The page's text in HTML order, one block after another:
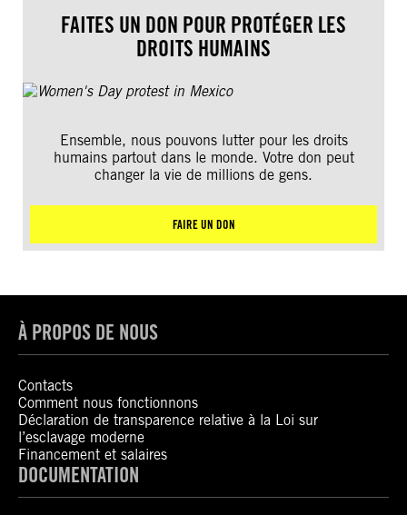
FAITES UN DON POUR PROTÉGER LES
DROITS HUMAINS
Ensemble, nous pouvons lutter pour les droits
humains partout dans le monde. Votre don peut
changer la vie de millions de gens.
FAIRE UN DON
À PROPOS DE NOUS
Contacts
Comment nous fonctionnons
Déclaration de transparence relative à la Loi sur
l’esclavage moderne
Financement et salaires
DOCUMENTATION